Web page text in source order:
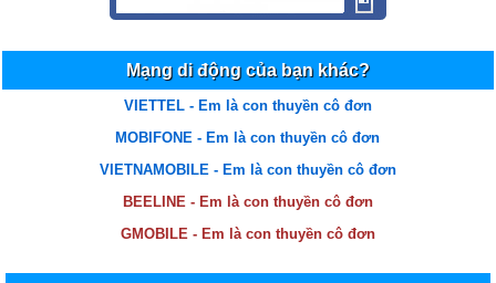
Mạng di động của bạn khác?
VIETTEL - Em là con thuyền cô đơn
MOBIFONE - Em là con thuyền cô đơn
VIETNAMOBILE - Em là con thuyền cô đơn
BEELINE - Em là con thuyền cô đơn
GMOBILE - Em là con thuyền cô đơn